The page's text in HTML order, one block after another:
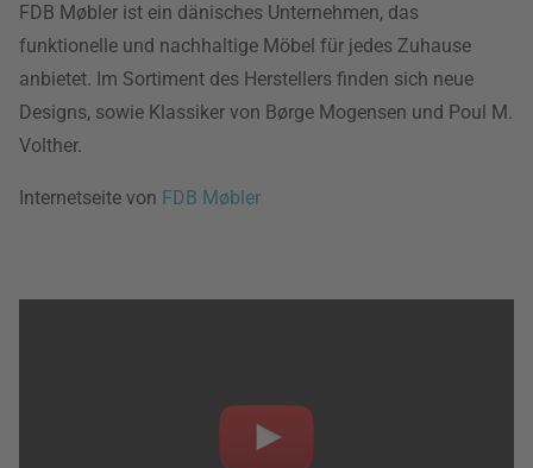
FDB Møbler ist ein dänisches Unternehmen, das
funktionelle und nachhaltige Möbel für jedes Zuhause
anbietet. Im Sortiment des Herstellers finden sich neue
Designs, sowie Klassiker von Børge Mogensen und Poul M.
Volther.
Internetseite von FDB Møbler